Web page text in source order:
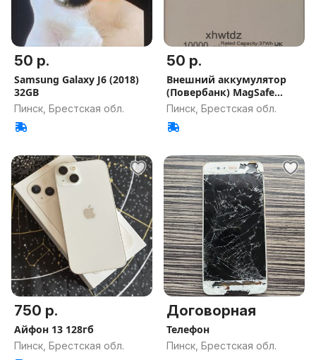
50 р.
Samsung Galaxy J6 (2018)
32GB
Пинск, Брестская обл.
50 р.
Внешний аккумулятор
(Повербанк) MagSafe
10000 mAh
Пинск, Брестская обл.
750 р.
Айфон 13 128гб
Пинск, Брестская обл.
Договорная
Телефон
Пинск, Брестская обл.